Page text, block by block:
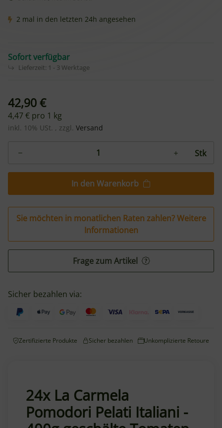
2 mal in den letzten 24h angesehen
Sofort verfügbar
Lieferzeit: 1 - 3 Werktage
42,90 €
4,47 € pro 1 kg
inkl. 10% USt. , zzgl. Versand
Stk
In den Warenkorb
Sie möchten in monatlichen Raten zahlen?Weitere
Informationen
Frage zum Artikel
Sicher bezahlen via:
Zertifizierte Produkte Sicher bezahlen Unkomplizierte Retoure
24x La Carmela
Pomodori Pelati Italiani -